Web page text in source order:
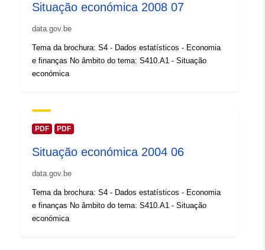
Tipo: Polygon
uriRef:
Direitos de
acesso:
Zakres czasowy:
01 January 2008
Situação económica 2008 07
data.gov.be
Tema da brochura: S4 - Dados estatísticos - Economia
e finanças No âmbito do tema: S410.A1 - Situação
económica
PDF PDF
Situação económica 2004 06
data.gov.be
Tema da brochura: S4 - Dados estatísticos - Economia
e finanças No âmbito do tema: S410.A1 - Situação
económica